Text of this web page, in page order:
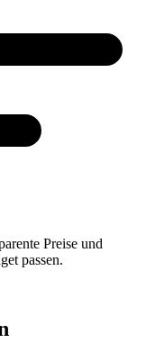
Preise und
passen.